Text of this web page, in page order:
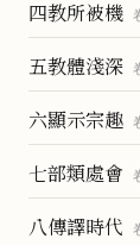
四教所被機
五教體淺深
六顯示宗趣
七部類處會
八傳譯時代